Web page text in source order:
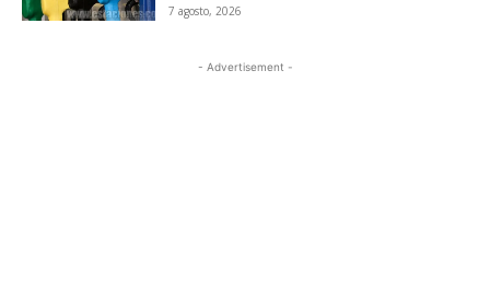
7 agosto, 2026
- Advertisement -